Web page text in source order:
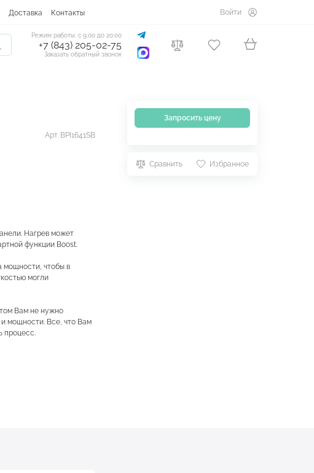
Доставка Контакты Войти
Режим работы: с 9:00 до 20:00
+7 (843) 205-02-75
Заказать обратный звонок
Арт. BPI1641SB
Запросить цену
Сравнить Избранное
Нагрев может
функции Boost.
мощности, чтобы в
могли
Вам не нужно
и мощности. Все, что Вам
процесс.